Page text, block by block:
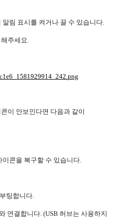
림 표시를 켜거나 끌 수 있습니다.
주세요.
이 안보인다면 다음과 같이
콘을 복구할 수 있습니다.
팅합니다.
연결합니다. (USB 허브는 사용하지